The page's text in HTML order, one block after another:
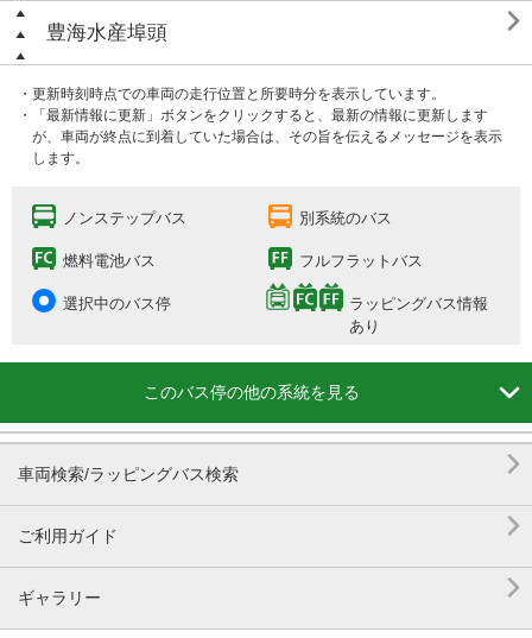
豊海水産埠頭 
・更新時刻時点での車両の走行位置と所要時分を表示しています。
・「最新情報に更新」ボタンをクリックすると、最新の情報に更新します
が、車両が終点に到着していた場合は、その旨を伝えるメッセージを表示
します。
ノンステップバス 別系統のバス
燃料電池バス フルフラットバス
選択中のバス停
ラッピングバス情報
あり
このバス停の他の系統を見る 
車両検索/ラッピングバス検索 
ご利用ガイド 
ギャラリー 